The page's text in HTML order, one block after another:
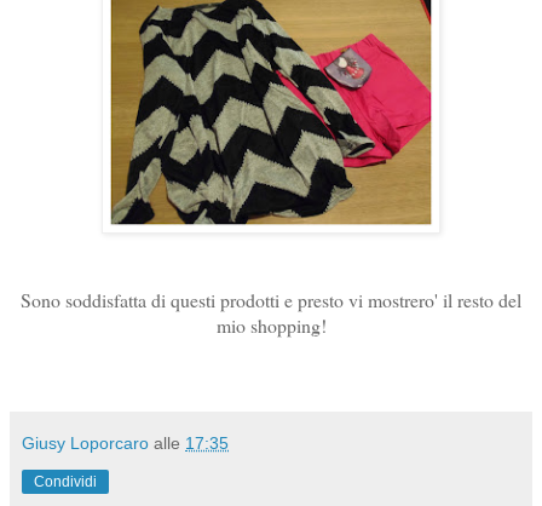
Sono soddisfatta di questi prodotti e presto vi mostrero' il resto del
mio shopping!
Giusy Loporcaro alle 17:35
Condividi